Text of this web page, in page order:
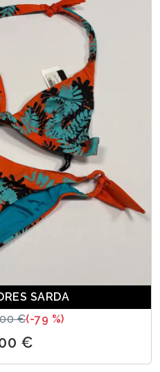
SARDA
€(-79 %)
€